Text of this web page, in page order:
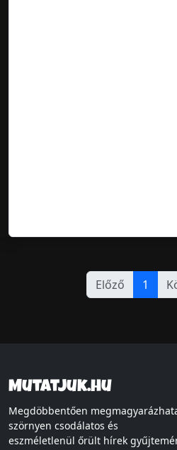
Előző 1
Mutatjuk.hu
Megdöbbentően
szörnyen csodálatos és
eszméletlenül őrült hírek